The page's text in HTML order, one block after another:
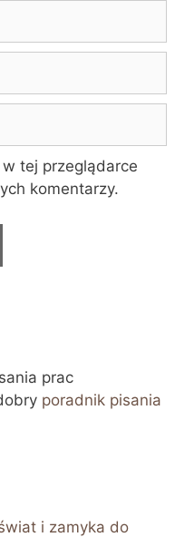
tej przeglądarce
komentarzy.
prac
poradnik pisania
i zamyka do